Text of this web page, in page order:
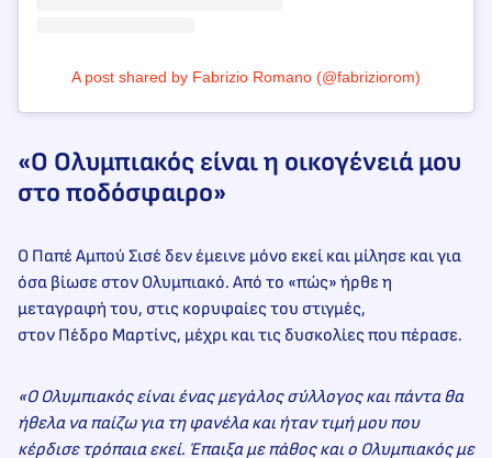
A post shared by Fabrizio Romano (@fabriziorom)
«Ο Ολυμπιακός είναι η οικογένειά μου
στο ποδόσφαιρο»
Ο Παπέ Αμπού Σισέ δεν έμεινε μόνο εκεί και μίλησε και για
όσα βίωσε στον Ολυμπιακό. Από το «πώς» ήρθε η
μεταγραφή του, στις κορυφαίες του στιγμές,
στον Πέδρο Μαρτίνς, μέχρι και τις δυσκολίες που πέρασε.
«Ο Ολυμπιακός είναι ένας μεγάλος σύλλογος και πάντα θα
ήθελα να παίζω για τη φανέλα και ήταν τιμή μου που
κέρδισε τρόπαια εκεί. Έπαιξα με πάθος και ο Ολυμπιακός με